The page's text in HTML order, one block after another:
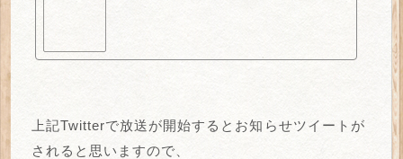
上記Twitterで放送が開始するとお知らせツイートが
されると思いますので、